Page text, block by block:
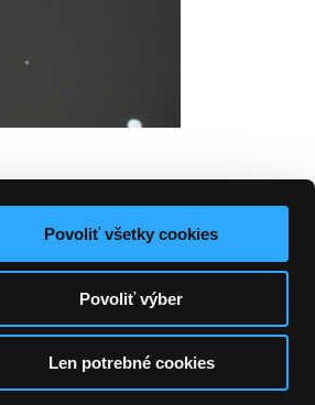
Povoliť všetky cookies
Povoliť výber
Len potrebné cookies